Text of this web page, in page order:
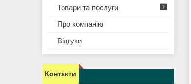
Товари та послуги
Про компанію
Відгуки
Контакти